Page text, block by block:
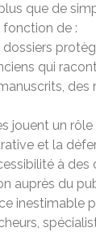
que de
fonction de :
dossiers
qui
des
jouent un
et la
à
auprès du
inestimable